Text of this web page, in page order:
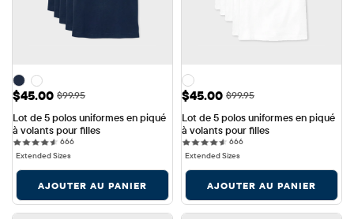
Prix ​​de vente: $45.00
$45.00 Prix ​​d'origine: $99.95
$99.95
Lot de 5 polos uniformes en piqué
à volants pour filles
666666 reviews
Extended Sizes
AJOUTER AU PANIER
Prix ​​de vente: $45.00
$45.00 Prix ​​d'origine: $99.95
$99.95
Lot de 5 polos uniformes en piqué
à volants pour filles
666666 reviews
Extended Sizes
AJOUTER AU PANIER